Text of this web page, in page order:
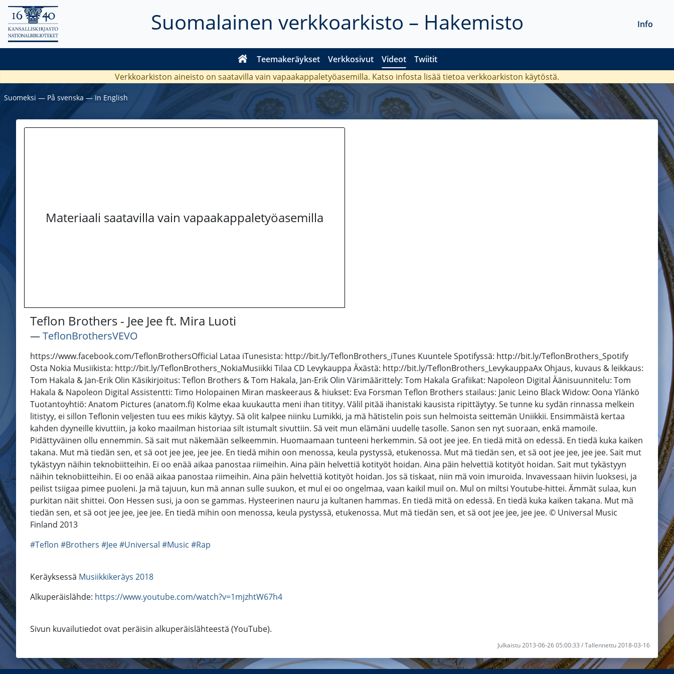
Suomalainen verkkoarkisto – Hakemisto
Teemakeräykset Verkkosivut Videot Twiitit
Info
Verkkoarkiston aineisto on saatavilla vain vapaakappaletyöasemilla. Katso infosta lisää tietoa verkkoarkiston käytöstä.
Suomeksi ― På svenska ― In English
Materiaali saatavilla vain vapaakappaletyöasemilla
Teflon Brothers - Jee Jee ft. Mira Luoti
―TeflonBrothersVEVO
https://www.facebook.com/TeflonBrothersOfficial Lataa iTunesista: http://bit.ly/TeflonBrothers_iTunes Kuuntele Spotifyssä: http://bit.ly/TeflonBrothers_Spotify
Osta Nokia Musiikista: http://bit.ly/TeflonBrothers_NokiaMusiikki Tilaa CD Levykauppa Äxästä: http://bit.ly/TeflonBrothers_LevykauppaAx Ohjaus, kuvaus & leikkaus:
Tom Hakala & Jan-Erik Olin Käsikirjoitus: Teflon Brothers & Tom Hakala, Jan-Erik Olin Värimäärittely: Tom Hakala Grafiikat: Napoleon Digital Äänisuunnitelu: Tom
Hakala & Napoleon Digital Assistentti: Timo Holopainen Miran maskeeraus & hiukset: Eva Forsman Teflon Brothers stailaus: Janic Leino Black Widow: Oona Ylänkö
Tuotantoyhtiö: Anatom Pictures (anatom.fi) Kolme ekaa kuukautta meni ihan titityy. Välil pitää ihanistaki kausista ripittäytyy. Se tunne ku sydän rinnassa melkein
litistyy, ei sillon Teflonin veljesten tuu ees mikis käytyy. Sä olit kalpee niinku Lumikki, ja mä hätistelin pois sun helmoista seittemän Uniikkii. Ensimmäistä kertaa
kahden dyyneille kivuttiin, ja koko maailman historiaa silt istumalt sivuttiin. Sä veit mun elämäni uudelle tasolle. Sanon sen nyt suoraan, enkä mamoile.
Pidättyväinen ollu ennemmin. Sä sait mut näkemään selkeemmin. Huomaamaan tunteeni herkemmin. Sä oot jee jee. En tiedä mitä on edessä. En tiedä kuka kaiken
takana. Mut mä tiedän sen, et sä oot jee jee, jee jee. En tiedä mihin oon menossa, keula pystyssä, etukenossa. Mut mä tiedän sen, et sä oot jee jee, jee jee. Sait mut
tykästyyn näihin teknobiitteihin. Ei oo enää aikaa panostaa riimeihin. Aina päin helvettiä kotityöt hoidan. Aina päin helvettiä kotityöt hoidan. Sait mut tykästyyn
näihin teknobiitteihin. Ei oo enää aikaa panostaa riimeihin. Aina päin helvettiä kotityöt hoidan. Jos sä tiskaat, niin mä voin imuroida. Invavessaan hiivin luoksesi, ja
peilist tsiigaa pimee puoleni. Ja mä tajuun, kun mä annan sulle suukon, et mul ei oo ongelmaa, vaan kaikil muil on. Mul on miltsi Youtube-hittei. Ämmät sulaa, kun
purkitan näit shittei. Oon Hessen susi, ja oon se gammas. Hysteerinen nauru ja kultanen hammas. En tiedä mitä on edessä. En tiedä kuka kaiken takana. Mut mä
tiedän sen, et sä oot jee jee, jee jee. En tiedä mihin oon menossa, keula pystyssä, etukenossa. Mut mä tiedän sen, et sä oot jee jee, jee jee. © Universal Music
Finland 2013
#Teflon #Brothers #Jee#Universal #Music #Rap
Keräyksessä Musiikkikeräys 2018
Alkuperäislähde: https://www.youtube.com/watch?v=1mjzhtW67h4
Sivun kuvailutiedot ovat peräisin alkuperäislähteestä (YouTube).
Julkaistu 2013-06-26 05:00:33 / Tallennettu 2018-03-16